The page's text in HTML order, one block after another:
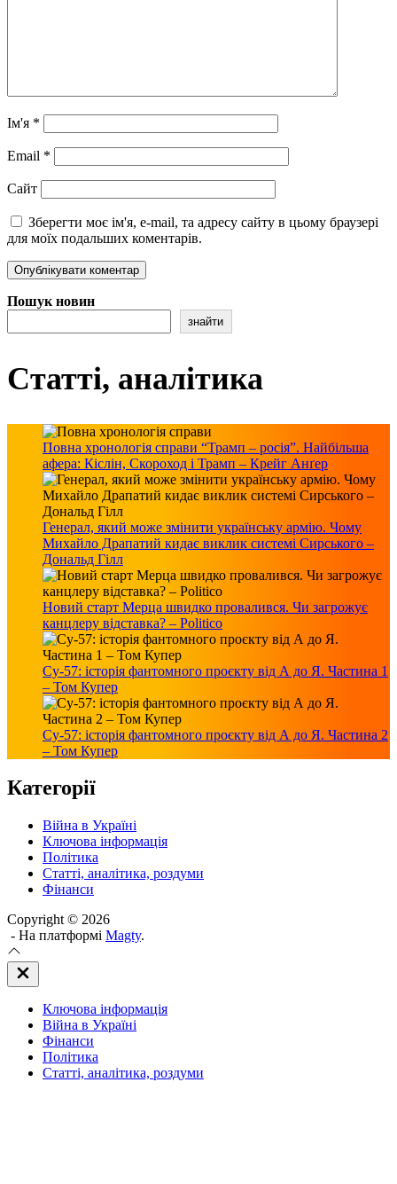
Ім'я *
Email *
Сайт
Зберегти моє ім'я, e-mail, та адресу сайту в цьому браузері
для моїх подальших коментарів.
Пошук новин
знайти
Статті, аналітика
Повна хронологія справи “Трамп – росія”. Найбільша
афера: Кіслін, Скороход і Трамп – Крейг Анґер
Генерал, який може змінити українську армію. Чому
Михайло Драпатий кидає виклик системі Сирського –
Дональд Гілл
Новий старт Мерца швидко провалився. Чи загрожує
канцлеру відставка? – Politico
Су-57: історія фантомного проєкту від А до Я. Частина 1
– Том Купер
Су-57: історія фантомного проєкту від А до Я. Частина 2
– Том Купер
Категорії
Війна в Україні
Ключова інформація
Політика
Статті, аналітика, роздуми
Фінанси
Copyright © 2026
- На платформі Magty.
Закрити
Off
(поза
полотном)
Ключова інформація
Війна в Україні
Фінанси
Політика
Статті, аналітика, роздуми